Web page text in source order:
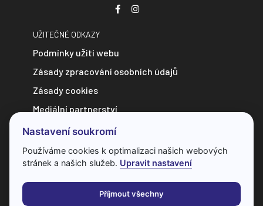
UŽITEČNÉ ODKAZY
Podmínky užití webu
Zásady zpracování osobních údajů
Zásady cookies
Mediální partnerství
Zpravodajství do e-mailu
Kontakt
předchozí dohody s provozovatelem ho nelze jakkoliv
Nastavení soukromí
Používáme cookies k optimalizaci našich webových
stránek a našich služeb. Upravit nastavení
Příjmout všechny